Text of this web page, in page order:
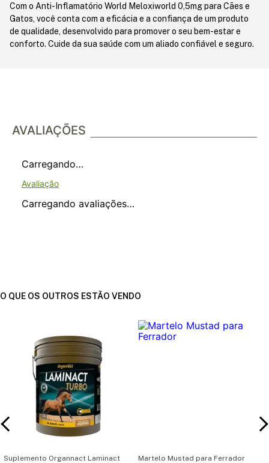
Com o Anti-Inflamatório World Meloxiworld 0,5mg para Cães e
Gatos, você conta com a eficácia e a confiança de um produto
de qualidade, desenvolvido para promover o seu bem-estar e
conforto. Cuide da sua saúde com um aliado confiável e seguro.
AVALIAÇÕES
Carregando…
Carregando avaliações…
O QUE OS OUTROS ESTÃO VENDO
Suplemento Organnact Laminact Martelo Mustad para Ferrador